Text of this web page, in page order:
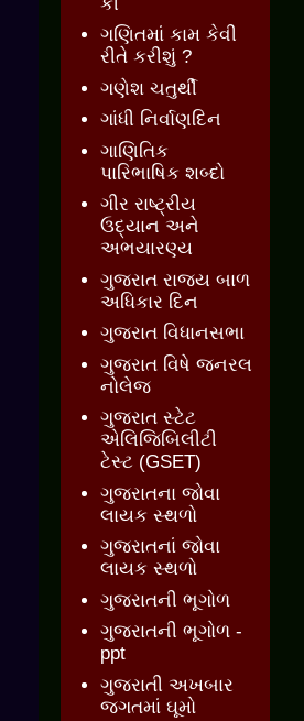
ગણિતમાં કામ કેવી
રીતે કરીશું ?
ગણેશ ચતુર્થી
ગાંધી નિર્વાણદિન
ગાણિતિક
પારિભાષિક શબ્દો
ગીર રાષ્ટ્રીય
ઉદ્યાન અને
અભયારણ્ય
ગુજરાત રાજ્ય બાળ
અધિકાર દિન
ગુજરાત વિધાનસભા
ગુજરાત વિષે જનરલ
નોલેજ
ગુજરાત સ્ટેટ
એલિજિબિલીટી
ટેસ્ટ (GSET)
ગુજરાતના જોવા
લાયક સ્થળો
ગુજરાતનાં જોવા
લાયક સ્થળો
ગુજરાતની ભૂગોળ
ગુજરાતની ભૂગોળ -
ppt
ગુજરાતી અખબાર
જગતમાં ઘૂમો